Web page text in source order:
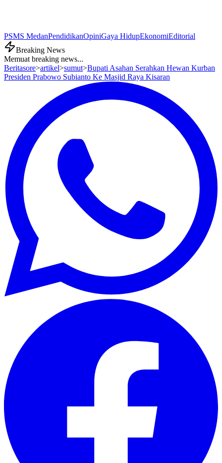
PSMS MedanPendidikanOpiniGaya HidupEkonomiEditorial
Breaking News
Memuat breaking news...
Beritasore>artikel>sumut>Bupati Asahan Serahkan Hewan Kurban
Presiden Prabowo Subianto Ke Masjid Raya Kisaran